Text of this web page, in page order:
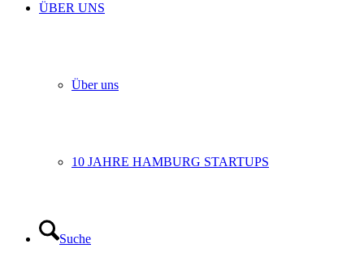
ÜBER UNS
Über uns
10 JAHRE HAMBURG STARTUPS
Suche